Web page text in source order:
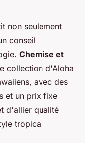
non seulement
conseil
Chemise et
collection d'Aloha
avec des
et un prix fixe
d'allier qualité
tropical